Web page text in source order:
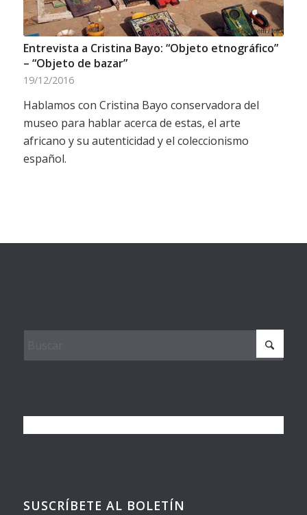
Entrevista a Cristina Bayo: “Objeto etnográfico”
– “Objeto de bazar”
19/12/2016
Hablamos con Cristina Bayo conservadora del
museo para hablar acerca de estas, el arte
africano y su autenticidad y el coleccionismo
español.
SUSCRÍBETE AL BOLETÍN